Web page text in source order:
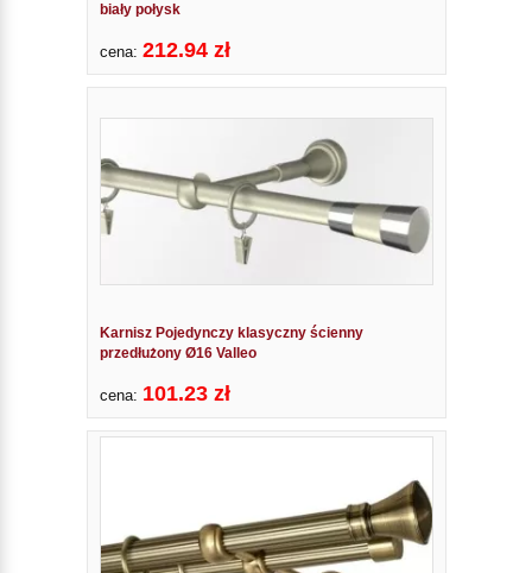
biały połysk
cena: 212.94 zł
Karnisz Pojedynczy klasyczny ścienny
przedłużony Ø16 Valleo
cena: 101.23 zł